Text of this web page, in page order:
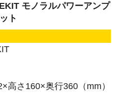
モノラルパワーアンプ
ト
高さ160×奥行360（mm）